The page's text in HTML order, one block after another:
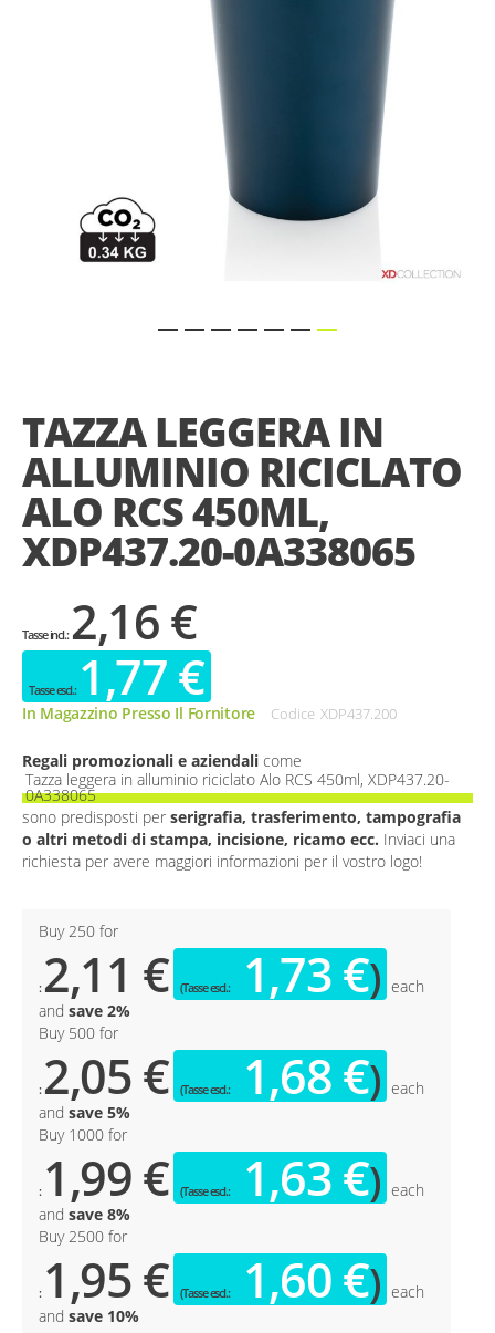
beginning
of
the
images
gallery
TAZZA LEGGERA IN
ALLUMINIO RICICLATO
ALO RCS 450ML,
XDP437.20-0A338065
2,16 €
1,77 €
In Magazzino Presso Il Fornitore Codice XDP437.200
Regali promozionali e aziendali come
Tazza leggera in alluminio riciclato Alo RCS 450ml, XDP437.20-
0A338065
sono predisposti per serigrafia, trasferimento, tampografia
o altri metodi di stampa, incisione, ricamo ecc. Inviaci una
richiesta per avere maggiori informazioni per il vostro logo!
Buy 250 for
2,11 € 1,73 €
each
and save 2%
Buy 500 for
2,05 € 1,68 €
each
and save 5%
Buy 1000 for
1,99 € 1,63 €
each
and save 8%
Buy 2500 for
1,95 € 1,60 €
each
and save 10%